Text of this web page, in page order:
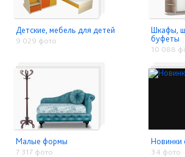
Детские, мебель для детей
9 029 фото
Шкафы,
буфеты
10 088
Малые формы
7 317 фото
Новинки
34 фото